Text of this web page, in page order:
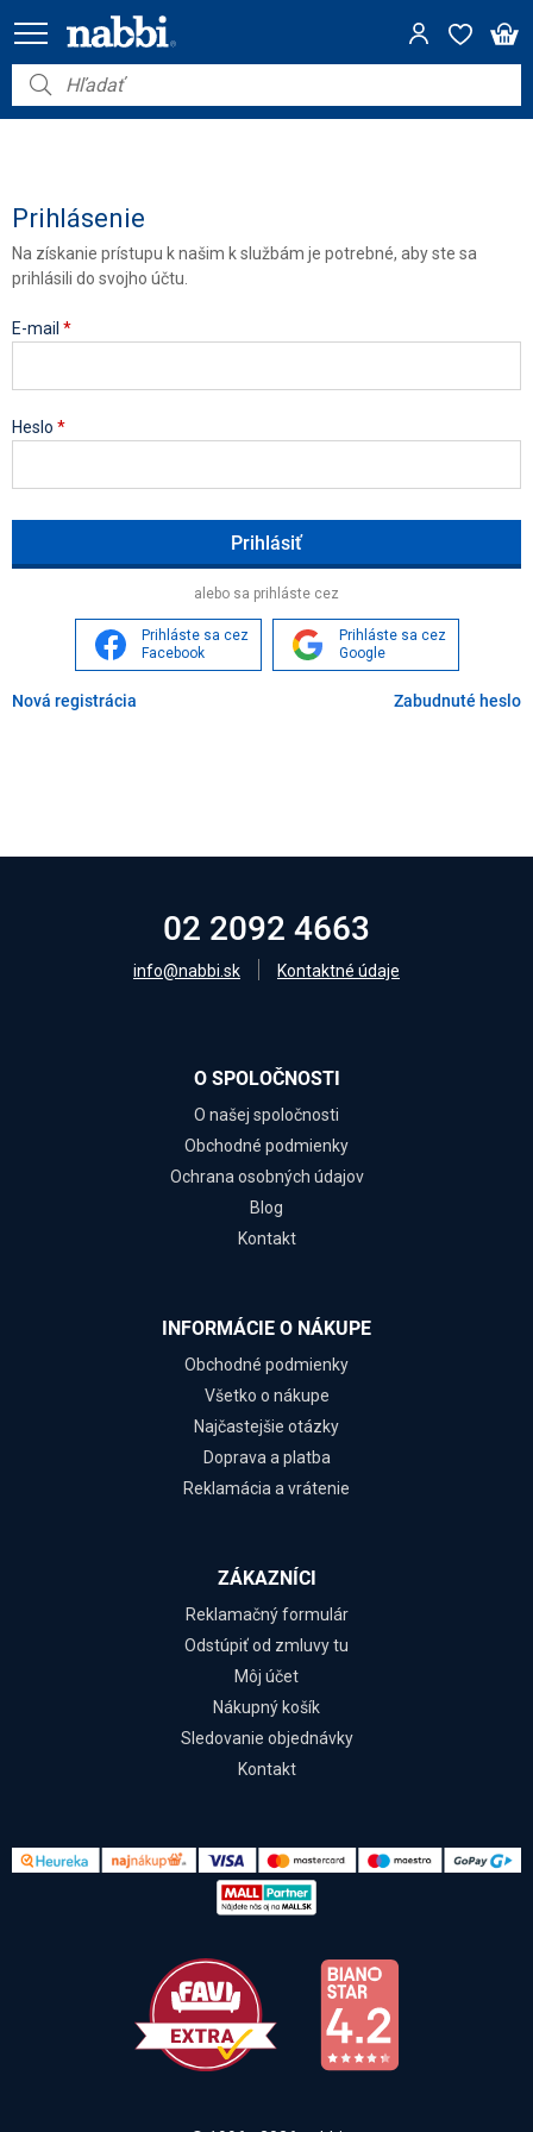
Nábytok
Dom a záhrada
Akcie
Prihlásenie
Na získanie prístupu k našim k službám je potrebné, aby ste sa
prihlásili do svojho účtu.
E-mail *
Heslo *
alebo sa prihláste cez
Prihláste sa cez
Facebook
Prihláste sa cez
Google
Nová registrácia Zabudnuté heslo
02 2092 4663
info@nabbi.sk Kontaktné údaje
O SPOLOČNOSTI
O našej spoločnosti
Obchodné podmienky
Ochrana osobných údajov
Blog
Kontakt
INFORMÁCIE O NÁKUPE
Obchodné podmienky
Všetko o nákupe
Najčastejšie otázky
Doprava a platba
Reklamácia a vrátenie
ZÁKAZNÍCI
Reklamačný formulár
Odstúpiť od zmluvy tu
Môj účet
Nákupný košík
Sledovanie objednávky
Kontakt